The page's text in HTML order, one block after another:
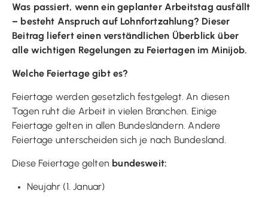
Was passiert, wenn ein geplanter Arbeitstag ausfällt
– besteht Anspruch auf Lohnfortzahlung? Dieser
Beitrag liefert einen verständlichen Überblick über
alle wichtigen Regelungen zu Feiertagen im Minijob.
Welche Feiertage gibt es?
Feiertage werden gesetzlich festgelegt. An diesen
Tagen ruht die Arbeit in vielen Branchen. Einige
Feiertage gelten in allen Bundesländern. Andere
Feiertage unterscheiden sich je nach Bundesland.
Diese Feiertage gelten bundesweit:
Neujahr (1. Januar)